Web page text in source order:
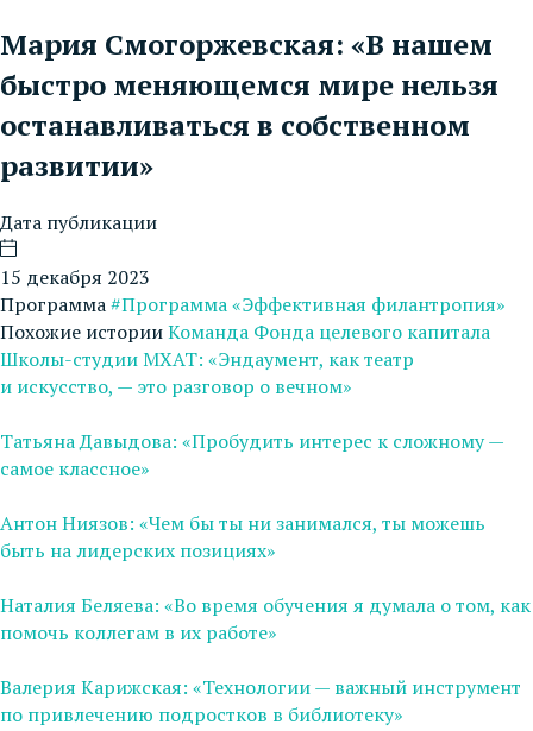
Мария Смогоржевская: «В нашем
быстро меняющемся мире нельзя
останавливаться в собственном
развитии»
Дата публикации
15 декабря 2023
Программа#Программа «Эффективная филантропия»
Похожие историиКоманда Фонда целевого капитала
Школы-студии МХАТ: «Эндаумент, как театр
и искусство, — это разговор о вечном»
Татьяна Давыдова: «Пробудить интерес к сложному —
самое классное»
Антон Ниязов: «Чем бы ты ни занимался, ты можешь
быть на лидерских позициях»
Наталия Беляева: «Во время обучения я думала о том, как
помочь коллегам в их работе»
Валерия Карижская: «Технологии — важный инструмент
по привлечению подростков в библиотеку»